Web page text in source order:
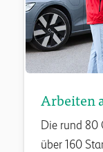
Arbeiten
Die rund
über 160